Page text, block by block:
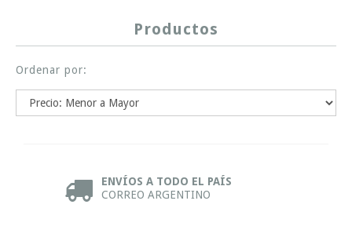
Productos
Ordenar por:
ENVÍOS A TODO EL PAÍS
CORREO ARGENTINO